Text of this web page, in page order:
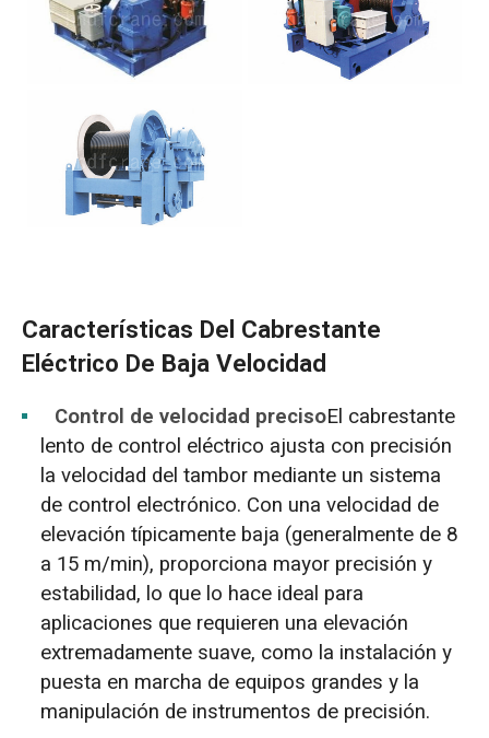
Características Del Cabrestante
Eléctrico De Baja Velocidad
Control de velocidad precisoEl cabrestante
lento de control eléctrico ajusta con precisión
la velocidad del tambor mediante un sistema
de control electrónico. Con una velocidad de
elevación típicamente baja (generalmente de 8
a 15 m/min), proporciona mayor precisión y
estabilidad, lo que lo hace ideal para
aplicaciones que requieren una elevación
extremadamente suave, como la instalación y
puesta en marcha de equipos grandes y la
manipulación de instrumentos de precisión.